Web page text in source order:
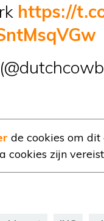
https://
de cookies om
cookies zijn